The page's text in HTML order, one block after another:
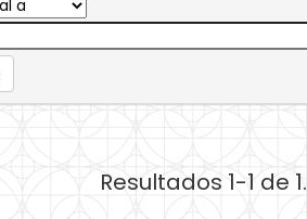
Resultados 1-1 de 1.